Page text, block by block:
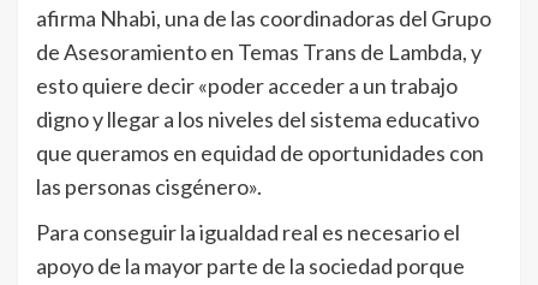
afirma Nhabi, una de las coordinadoras del Grupo
de Asesoramiento en Temas Trans de Lambda, y
esto quiere decir «poder acceder a un trabajo
digno y llegar a los niveles del sistema educativo
que queramos en equidad de oportunidades con
las personas cisgénero».
Para conseguir la igualdad real es necesario el
apoyo de la mayor parte de la sociedad porque